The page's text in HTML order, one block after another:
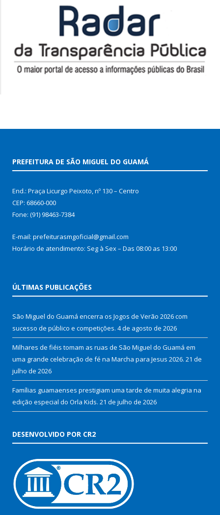
PREFEITURA DE SÃO MIGUEL DO GUAMÁ
End.: Praça Licurgo Peixoto, nº 130 – Centro
CEP: 68660-000
Fone: (91) 98463-7384
E-mail: prefeiturasmgoficial@gmail.com
Horário de atendimento: Seg à Sex – Das 08:00 as 13:00
ÚLTIMAS PUBLICAÇÕES
São Miguel do Guamá encerra os Jogos de Verão 2026 com
sucesso de público e competições. 4 de agosto de 2026
Milhares de fiéis tomam as ruas de São Miguel do Guamá em
uma grande celebração de fé na Marcha para Jesus 2026. 21 de
julho de 2026
Famílias guamaenses prestigiam uma tarde de muita alegria na
edição especial do Orla Kids. 21 de julho de 2026
DESENVOLVIDO POR CR2